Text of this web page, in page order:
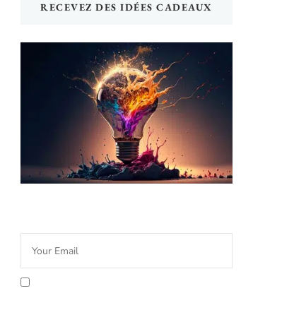
RECEVEZ DES IDÉES CADEAUX